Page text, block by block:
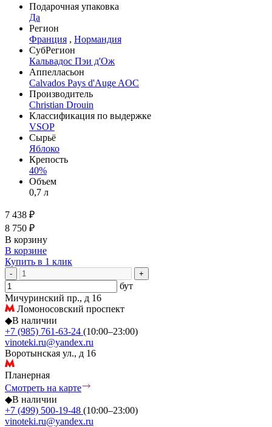
Подарочная упаковка
Да
Регион
Франция , Нормандия
СубРегион
Кальвадос Пэи д'Ож
Аппелласьон
Calvados Pays d'Auge AOC
Производитель
Christian Drouin
Классификация по выдержке
VSOP
Сырьё
Яблоко
Крепость
40%
Объем
0,7 л
7 438 ₽
8 750 ₽
В корзину
В корзине
Купить в 1 клик
- +
бут
Мичуринский пр., д 16
Ломоносовский проспект
◆В наличии
+7 (985) 761-63-24 (10:00–23:00)
vinoteki.ru@yandex.ru
Воротынская ул., д 16
Планерная
Смотреть на карте
◆В наличии
+7 (499) 500-19-48 (10:00–23:00)
vinoteki.ru@yandex.ru